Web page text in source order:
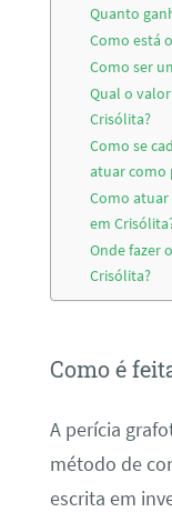
Quanto
Como está
Como ser
Qual o
Crisólita?
Como se
atuar como
Como
em
Onde fazer
Crisólita?
Como é
A perícia
método de
escrita em